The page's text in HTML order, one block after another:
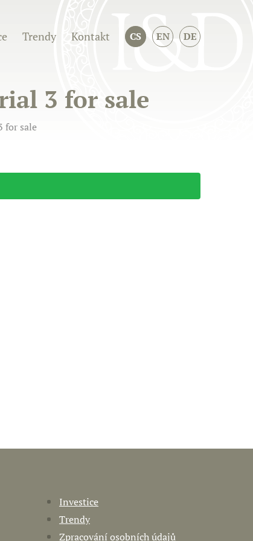
Trendy Kontakt CS EN DE
3 for sale
for sale
Investice
Trendy
Zpracování osobních údajů